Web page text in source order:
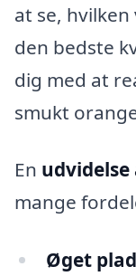
at se,
den bedste
dig med at
smukt
En
mange
Øget